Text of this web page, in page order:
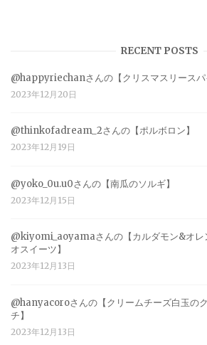
RECENT POSTS
@happyriechanさんの【クリスマスリースパ
2023年12月20日
@thinkofadream_2さんの【ポルボロン】
2023年12月19日
@yoko_0u.u0さんの【南瓜のソルギ】
2023年12月15日
@kiyomi_aoyamaさんの【カルダモン&オレ
オスイーツ】
2023年12月13日
@hanyacoroさんの【クリームチーズ白玉の
チ】
2023年12月13日